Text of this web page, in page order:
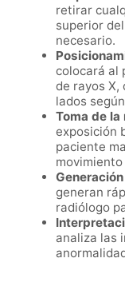
retirar
superior
necesario.
colocará al
de rayos X,
lados
Toma de
exposición
paciente
generan
radiólogo
analiza las